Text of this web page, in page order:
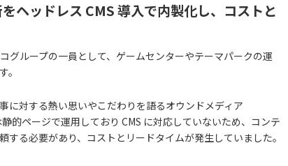
ヘッドレス CMS 導入で内製化し、コストと
グループの一員として、ゲームセンターやテーマパークの運
。
に対する熱い思いやこだわりを語るオウンドメディア
的ページで運用しており CMS に対応していないため、コンテ
る必要があり、コストとリードタイムが発生していました。